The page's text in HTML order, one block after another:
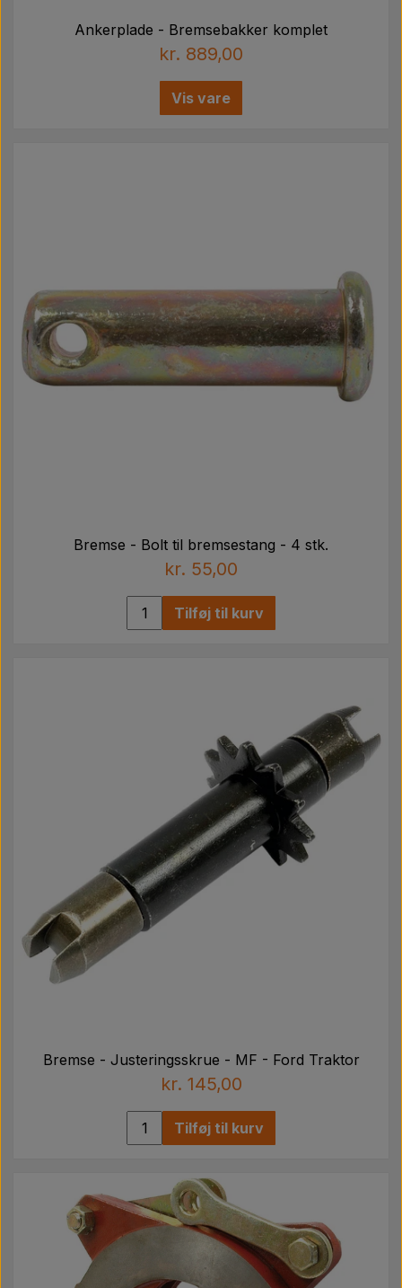
Ankerplade - Bremsebakker komplet
kr. 889,00
Vis vare
Bremse - Bolt til bremsestang - 4 stk.
kr. 55,00
Tilføj til kurv
Bremse - Justeringsskrue - MF - Ford Traktor
kr. 145,00
Tilføj til kurv